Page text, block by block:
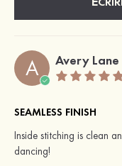
A Avery Lane
SEAMLESS FINISH
Inside stitching is clean
dancing!